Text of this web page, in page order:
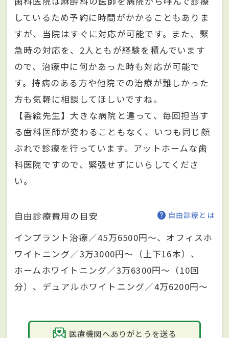
しているため予約に時間がかかることもありま
すが、当院はすぐに対応が可能です。また、緊
急時の対応を、2人ともが経験を積んでいます
ので、治療中に何かあった時も対応が可能で
す。持病のある方や他院での治療が難しかった
方も気軽に相談してほしいですね。
【香絵先生】大きな病院と違って、毎回担当す
る歯科医師が変わることもなく、いつも同じ顔
ぶれで診療を行っています。アットホームな歯
科医院ですので、緊張せずにいらしてくださ
い。
自由診療費用の目安 自由診療とは
インプラント治療／45万6500円～、オフィスホ
ワイトニング／3万3000円～（上下16本）、
ホームホワイトニング／3万6300円～（10回
分）、デュアルホワイトニング／4万6200円～
医療機関へありがとうを送る